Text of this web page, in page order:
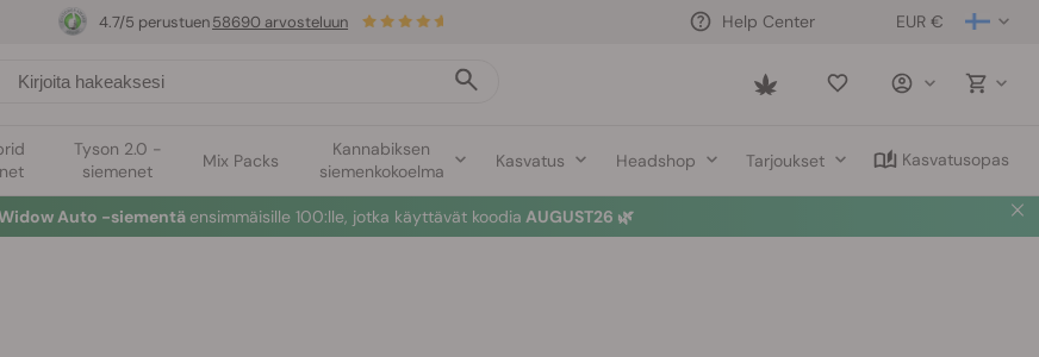
EUR €
Help Center
Saved
Tyson 2.0 -
siemenet
Mix Packs
Kannabiksen
siemenkokoelma
Kasvatus Headshop Tarjoukset Kasvatusopas
4.7/5 perustuen58690 arvosteluun
Auto -siementä ensimmäisille 100:lle, jotka käyttävät koodia AUGUST26 🌿